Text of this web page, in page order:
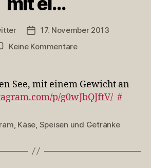
Veröffentlichungsdatum
17. November 2013
Keine Kommentarezu
See,
in
den
mit
See, mit einem Gewicht an
p/g0wJbQJftV/ #
Käse Speisen und Getränke